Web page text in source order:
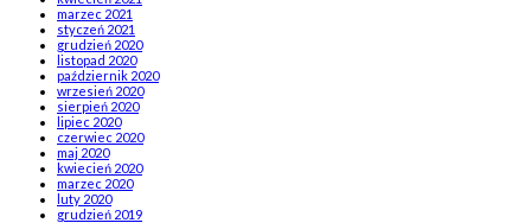
marzec 2021
styczeń 2021
grudzień 2020
listopad 2020
październik 2020
wrzesień 2020
sierpień 2020
lipiec 2020
czerwiec 2020
maj 2020
kwiecień 2020
marzec 2020
luty 2020
grudzień 2019